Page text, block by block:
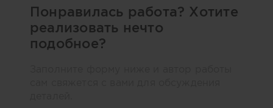
Понравилась работа? Хотите
реализовать нечто
подобное?